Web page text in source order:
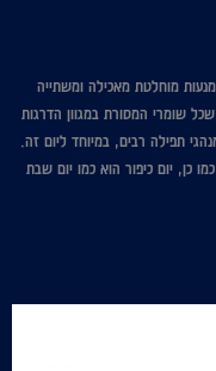
מוחלטת מאכילה ומשתייה
שכל שומרי המסורת במגוון הדרגות
תפילה רבים, במיוחד ליום זה.
כן, יום כיפור הוא כמו יום שבת